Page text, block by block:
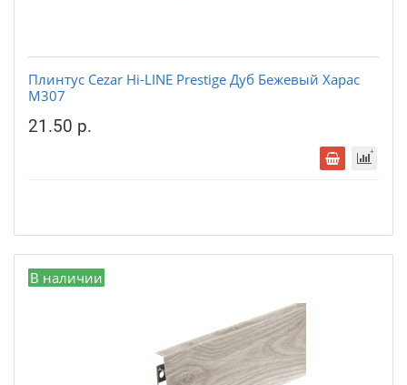
Плинтус Cezar Hi-LINE Prestige Дуб Бежевый Харас
М307
21.50 р.
В наличии